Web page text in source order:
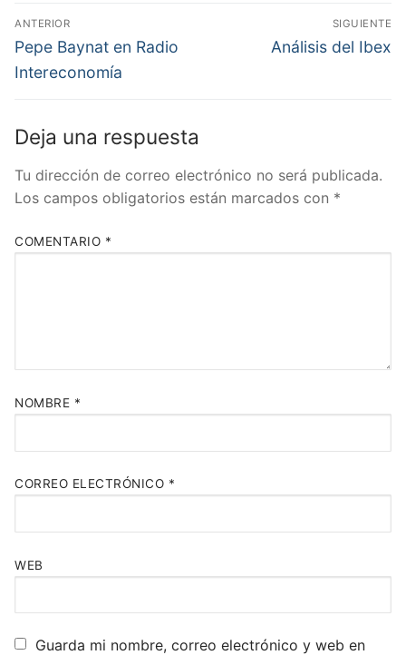
Navegación
de
entradas
ANTERIOR
Entrada
anterior:
Pepe Baynat en Radio
Intereconomía
SIGUIENTE
Entrada
Análisis del Ibex
Deja una respuesta
Tu dirección de correo electrónico no será publicada.
Los campos obligatorios están marcados con *
COMENTARIO *
NOMBRE *
CORREO ELECTRÓNICO *
WEB
Guarda mi nombre, correo electrónico y web en